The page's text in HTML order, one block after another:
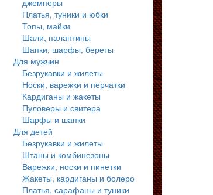
джемперы
Платья, туники и юбки
Топы, майки
Шали, палантины
Шапки, шарфы, береты
Для мужчин
Безрукавки и жилеты
Носки, варежки и перчатки
Кардиганы и жакеты
Пуловеры и свитера
Шарфы и шапки
Для детей
Безрукавки и жилеты
Штаны и комбинезоны
Варежки, носки и пинетки
Жакеты, кардиганы и болеро
Платья, сарафаны и туники